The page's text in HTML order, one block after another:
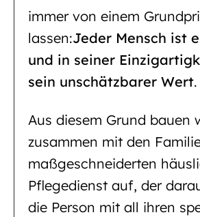
immer von einem
lassen:Jeder Mensch ist
und in seiner
sein unschätzbarer Wert.
Aus diesem Grund bauen
zusammen mit den
maßgeschneiderten
Pflegedienst auf, der
die Person mit all ihren